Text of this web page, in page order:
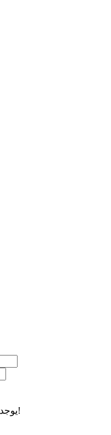
يوجد خطأ في اسم المستخدم أو كلمة المرور!